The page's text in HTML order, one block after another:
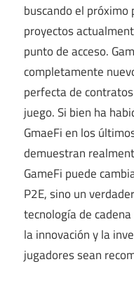
buscando el próximo
proyectos
punto de acceso.
completamente
perfecta de
juego. Si bien ha
GmaeFi en los
demuestran
GameFi puede
P2E, sino un
tecnología de
la innovación y la
jugadores sean